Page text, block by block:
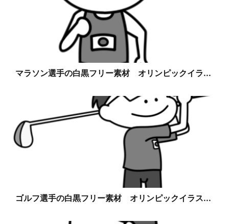
マラソン選手の白黒フリー素材 オリンピックイラ...
ゴルフ選手の白黒フリー素材 オリンピックイラス...